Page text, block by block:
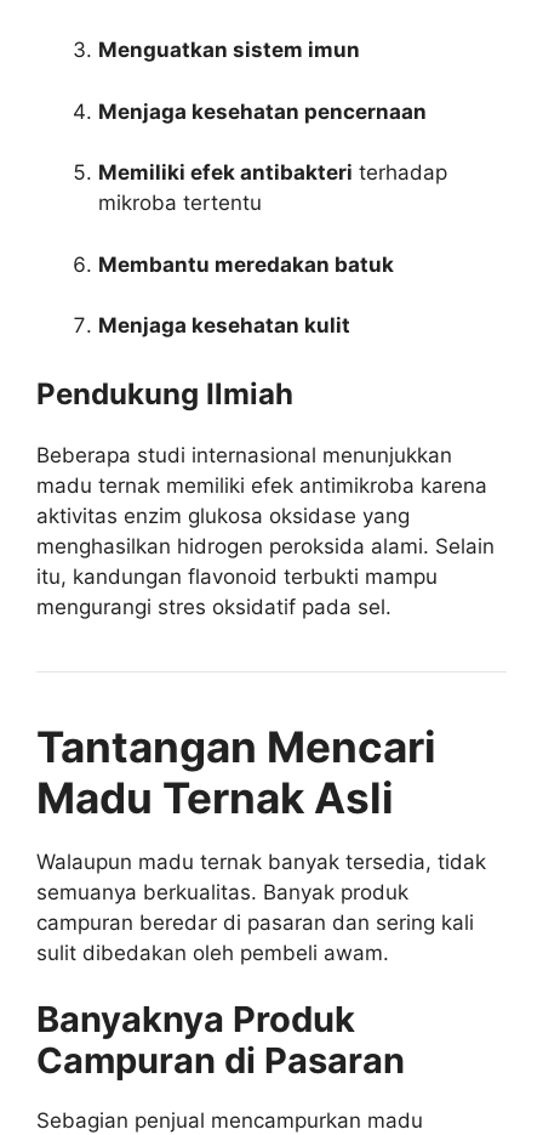
Menguatkan sistem imun
Menjaga kesehatan pencernaan
Memiliki efek antibakteri terhadap
mikroba tertentu
Membantu meredakan batuk
Menjaga kesehatan kulit
Pendukung Ilmiah
Beberapa studi internasional menunjukkan
madu ternak memiliki efek antimikroba karena
aktivitas enzim glukosa oksidase yang
menghasilkan hidrogen peroksida alami. Selain
itu, kandungan flavonoid terbukti mampu
mengurangi stres oksidatif pada sel.
Tantangan Mencari
Madu Ternak Asli
Walaupun madu ternak banyak tersedia, tidak
semuanya berkualitas. Banyak produk
campuran beredar di pasaran dan sering kali
sulit dibedakan oleh pembeli awam.
Banyaknya Produk
Campuran di Pasaran
Sebagian penjual mencampurkan madu